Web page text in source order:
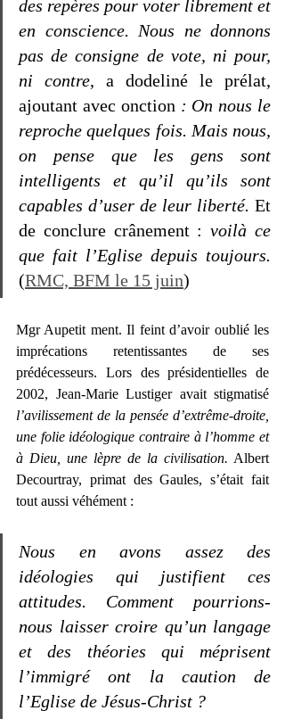
des repères pour voter librement et
en conscience. Nous ne donnons
pas de consigne de vote, ni pour,
ni contre, a dodeliné le prélat,
ajoutant avec onction : On nous le
reproche quelques fois. Mais nous,
on pense que les gens sont
intelligents et qu’il qu’ils sont
capables d’user de leur liberté. Et
de conclure crânement : voilà ce
que fait l’Eglise depuis toujours.
(RMC, BFM le 15 juin)
Mgr Aupetit ment. Il feint d’avoir oublié les
imprécations retentissantes de ses
prédécesseurs. Lors des présidentielles de
l’avilissement de la pensée d’extrême-droite,
une folie idéologique contraire à l’homme et
à Dieu, une lèpre de la civilisation. Albert
Decourtray, primat des Gaules, s’était fait
tout aussi véhément :
Nous en avons assez des
idéologies qui justifient ces
attitudes. Comment pourrions-
nous laisser croire qu’un langage
et des théories qui méprisent
l’immigré ont la caution de
l’Eglise de Jésus-Christ ?